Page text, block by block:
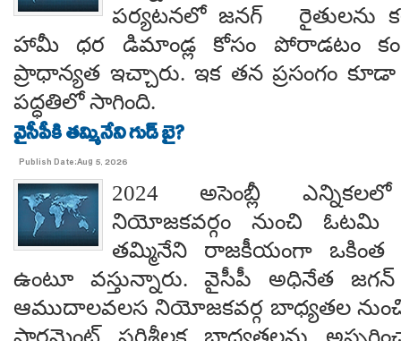
పర్యటనలో జనగ్ రైతులను
హామీ ధర డిమాండ్ల కోసం పోరాడటం
ప్రాధాన్యత ఇచ్చారు. ఇక తన ప్రసంగం కూడా
పద్ధతిలో సాగింది.
వైసీపీకి తమ్మినేని గుడ్ బై?
Publish Date:Aug 5, 2026
2024 అసెంబ్లీ
నియోజకవర్గం నుంచి ఓటమి
తమ్మినేని రాజకీయంగా
ఉంటూ వస్తున్నారు. వైసీపీ అధినేత
ఆముదాలవలస నియోజకవర్గ బాధ్యతల నుంచి
పార్లమెంట్ పరిశీలక బాధ్యతలను